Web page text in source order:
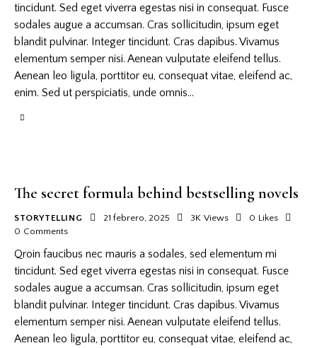
tincidunt. Sed eget viverra egestas nisi in consequat. Fusce
sodales augue a accumsan. Cras sollicitudin, ipsum eget
blandit pulvinar. Integer tincidunt. Cras dapibus. Vivamus
elementum semper nisi. Aenean vulputate eleifend tellus.
Aenean leo ligula, porttitor eu, consequat vitae, eleifend ac,
enim. Sed ut perspiciatis, unde omnis…
The secret formula behind bestselling novels
STORYTELLING 21 febrero, 2025 3K Views 0 Likes
0 Comments
Qroin faucibus nec mauris a sodales, sed elementum mi
tincidunt. Sed eget viverra egestas nisi in consequat. Fusce
sodales augue a accumsan. Cras sollicitudin, ipsum eget
blandit pulvinar. Integer tincidunt. Cras dapibus. Vivamus
elementum semper nisi. Aenean vulputate eleifend tellus.
Aenean leo ligula, porttitor eu, consequat vitae, eleifend ac,